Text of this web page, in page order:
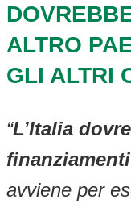
ALTRO
GLI ALTRI
“L’Italia
avviene per